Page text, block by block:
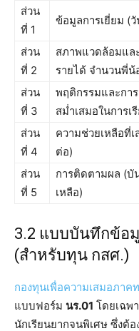
ส่วน
ที่ 1
ข้อมูลการเยี่ยม (
ส่วน
ที่ 2
สภาพแวดล้อมแล
รายได้ จำนวนพี่น้
ส่วน
ที่ 3
พฤติกรรมและกา
สม่ำเสมอในการเ
ส่วน
ที่ 4
ความช่วยเหลือที่
ต่อ)
ส่วน
ที่ 5
การติดตามผล (บั
เหลือ)
3.2 แบบบันทึกข้อ
(สำหรับทุน กสศ.)
กองทุนเพื่อความเสมอภาค
แบบฟอร์ม นร.01 โดยเฉพ
นักเรียนยากจนพิเศษ ซึ่งต้